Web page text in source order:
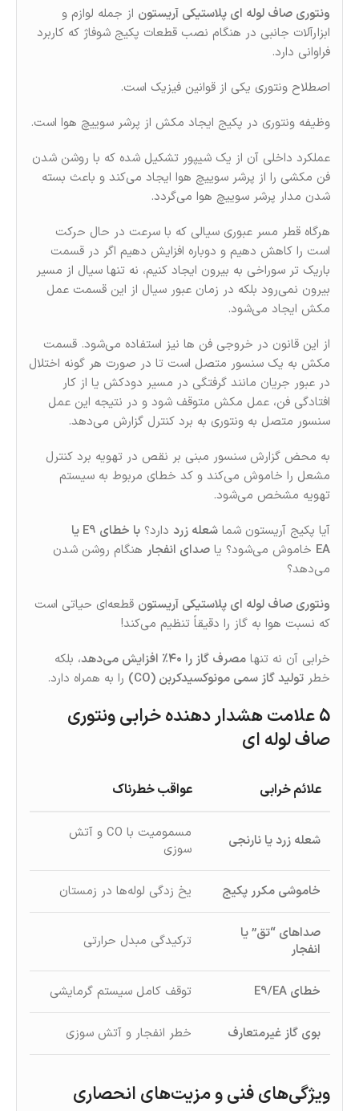
ونتوری صاف لوله ای پلاستیکی آریستون از جمله لوازم و
ابزارآلات جانبی در هنگام نصب قطعات پکیج شوفاژ که کاربرد
فراوانی دارد.
اصطلاح ونتوری یکی از قوانین فیزیک است.
وظیفه ونتوری در پکیج ایجاد مکش از پرشر سوییچ هوا است.
عملکرد داخلی آن از یک شیپور تشکیل شده که با روشن شدن
فن مکشی را از پرشر سوییچ هوا ایجاد می‌کند و باعث بسته
شدن مدار پرشر سوییچ هوا می‌گردد.
هرگاه قطر مسر عبوری سیالی که با سرعت در حال حرکت
است را کاهش دهیم و دوباره افزایش دهیم اگر در قسمت
باریک تر سوراخی به بیرون ایجاد کنیم، نه تنها سیال از مسیر
بیرون نمی‌رود بلکه در زمان عبور سیال از این قسمت عمل
مکش ایجاد می‌شود.
از این قانون در خروجی فن ها نیز استفاده می‌شود. قسمت
مکش به یک سنسور متصل است تا در صورت هر گونه اختلال
در عبور جریان مانند گرفتگی در مسیر دودکش یا از کار
افتادگی فن، عمل مکش متوقف شود و در نتیجه این عمل
سنسور متصل به ونتوری به برد کنترل گزارش می‌دهد.
به محض گزارش سنسور مبنی بر نقص در تهویه برد کنترل
مشعل را خاموش می‌کند و کد خطای مربوط به سیستم
تهویه مشخص می‌شود.
آیا پکیج آریستون شما شعله زرد دارد؟
با خطای E9 یا
EA خاموش می‌شود؟ یا صدای انفجار هنگام روشن‌ شدن
می‌دهد؟
ونتوری صاف لوله‌ ای پلاستیکی آریستون قطعه‌ای حیاتی است
که نسبت هوا به گاز را دقیقاً تنظیم می‌کند!
خرابی آن نه تنها مصرف گاز را ۴۰٪ افزایش می‌دهد
، بلکه
خطر تولید گاز سمی مونوکسیدکربن (CO) را به همراه دارد.
5 علامت هشدار دهنده خرابی ونتوری
صاف لوله ای
علائم خرابی عواقب خطرناک
شعله زرد یا نارنجی
مسمومیت با CO و آتش‌
سوزی
خاموشی مکرر پکیج یخ‌ زدگی لوله‌ها در زمستان
صداهای “تق” یا
انفجار
ترکیدگی مبدل حرارتی
خطای E9/EA توقف کامل سیستم گرمایشی
بوی گاز غیرمتعارف خطر انفجار و آتش‌ سوزی
ویژگی‌های فنی و مزیت‌های انحصاری